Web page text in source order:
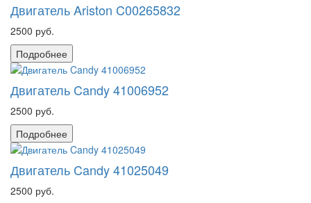
Двигатель Ariston C00265832
2500 руб.
Подробнее
Двигатель Candy 41006952
2500 руб.
Подробнее
Двигатель Candy 41025049
2500 руб.